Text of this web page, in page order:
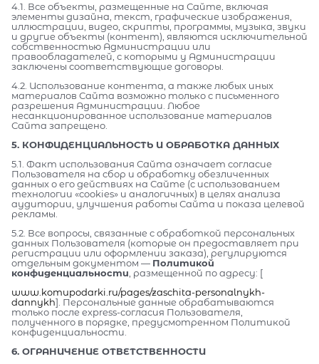
4.1. Все объекты, размещенные на Сайте, включая
элементы дизайна, текст, графические изображения,
иллюстрации, видео, скрипты, программы, музыка, звуки
и другие объекты (контент), являются исключительной
собственностью Администрации или
правообладателей, с которыми у Администрации
заключены соответствующие договоры.
4.2. Использование контента, а также любых иных
материалов Сайта возможно только с письменного
разрешения Администрации. Любое
несанкционированное использование материалов
Сайта запрещено.
5. КОНФИДЕНЦИАЛЬНОСТЬ И ОБРАБОТКА ДАННЫХ
5.1. Факт использования Сайта означает согласие
Пользователя на сбор и обработку обезличенных
данных о его действиях на Сайте (с использованием
технологии «cookies» и аналогичных) в целях анализа
аудитории, улучшения работы Сайта и показа целевой
рекламы.
5.2. Все вопросы, связанные с обработкой персональных
данных Пользователя (которые он предоставляет при
регистрации или оформлении заказа), регулируются
отдельным документом — Политикой
конфиденциальности, размещенной по адресу: [
www.komupodarki.ru/pages/zaschita-personalnykh-
dannykh]. Персональные данные обрабатываются
только после express-согласия Пользователя,
полученного в порядке, предусмотренном Политикой
конфиденциальности.
6. ОГРАНИЧЕНИЕ ОТВЕТСТВЕННОСТИ